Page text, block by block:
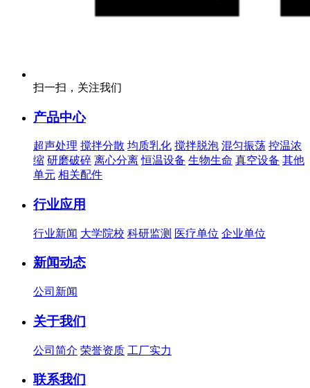
扫一扫，关注我们
产品中心
超声处理 搅拌分散 均质乳化 搅拌脱泡 混匀振荡 控温浓
缩 研磨破碎 离心分离 恒温设备 生物生命 真空设备 其他
单元 相关配件
行业应用
行业新闻 大学院校 科研监测 医疗单位 企业单位
新闻动态
公司新闻
关于我们
公司简介 荣誉资质 工厂实力
联系我们